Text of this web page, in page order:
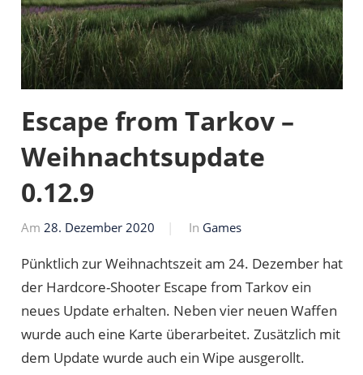
Escape from Tarkov –
Weihnachtsupdate
0.12.9
Am 28. Dezember 2020
Von
In Games
Pünktlich zur Weihnachtszeit am 24. Dezember hat
der Hardcore-Shooter Escape from Tarkov ein
neues Update erhalten. Neben vier neuen Waffen
wurde auch eine Karte überarbeitet. Zusätzlich mit
dem Update wurde auch ein Wipe ausgerollt.